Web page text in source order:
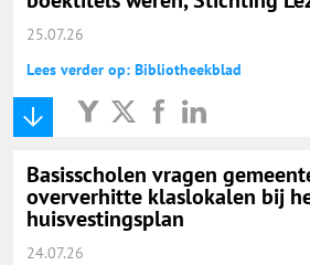
25.07.26
Lees verder op: Bibliotheekblad
Basisscholen vragen
oververhitte klaslokalen bij
huisvestingsplan
24.07.26